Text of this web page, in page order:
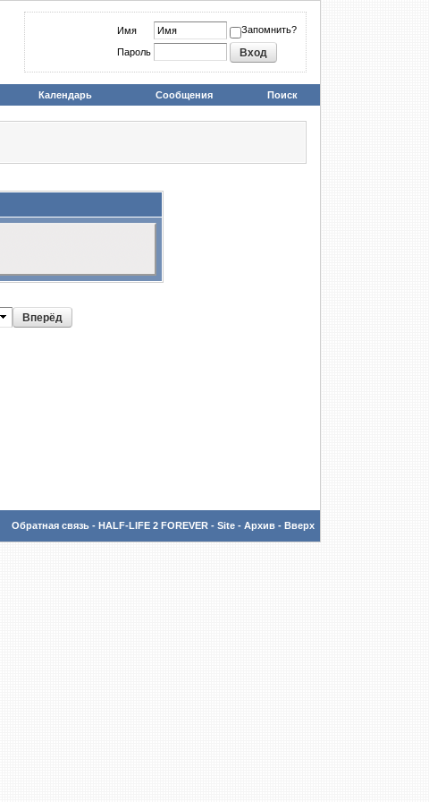
Имя Запомнить?
Пароль
Календарь Сообщения Поиск
Обратная связь - HALF-LIFE 2 FOREVER - Site - Архив - Вверх